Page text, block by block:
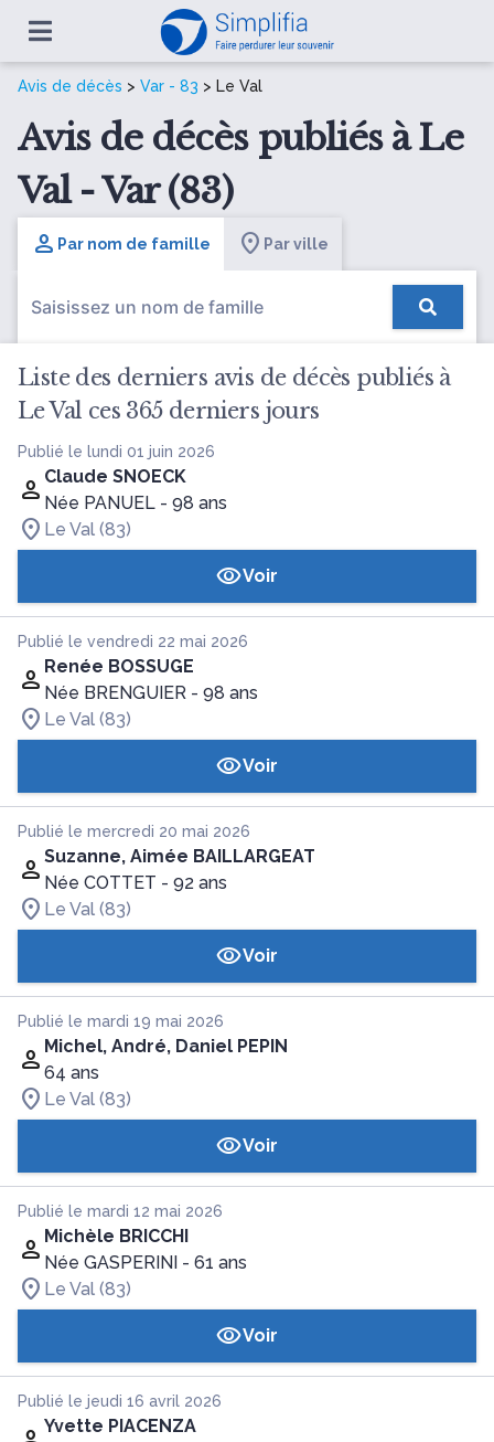
Avis de décès > Var - 83 > Le Val
Avis de décès publiés à Le
Val - Var (83)
Par nom de famille Par ville
Liste des derniers avis de décès publiés à
Le Val ces 365 derniers jours
Publié le lundi 01 juin 2026
Claude SNOECK
Née PANUEL - 98 ans
Le Val (83)
Voir
Publié le vendredi 22 mai 2026
Renée BOSSUGE
Née BRENGUIER - 98 ans
Le Val (83)
Voir
Publié le mercredi 20 mai 2026
Suzanne, Aimée BAILLARGEAT
Née COTTET - 92 ans
Le Val (83)
Voir
Publié le mardi 19 mai 2026
Michel, André, Daniel PEPIN
64 ans
Le Val (83)
Voir
Publié le mardi 12 mai 2026
Michèle BRICCHI
Née GASPERINI - 61 ans
Le Val (83)
Voir
Publié le jeudi 16 avril 2026
Yvette PIACENZA